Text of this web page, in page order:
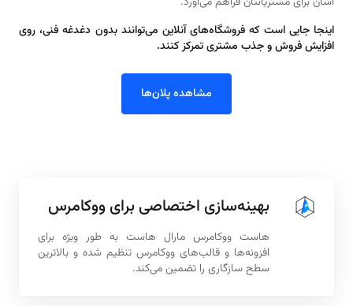
اینجا جایی است که فروشگاه‌های آنلاین می‌توانند بدون دغدغه فنی، روی
افزایش فروش و جذب مشتری تمرکز کنند.
مشاهده پلان‌ها
بهینه‌سازی اختصاصی برای ووکامرس
هاست ووکامرس مارال هاست به‌ طور ویژه برای
افزونه‌ها و قالب‌های ووکامرس تنظیم شده و بالاترین
سطح سازگاری را تضمین می‌کند.